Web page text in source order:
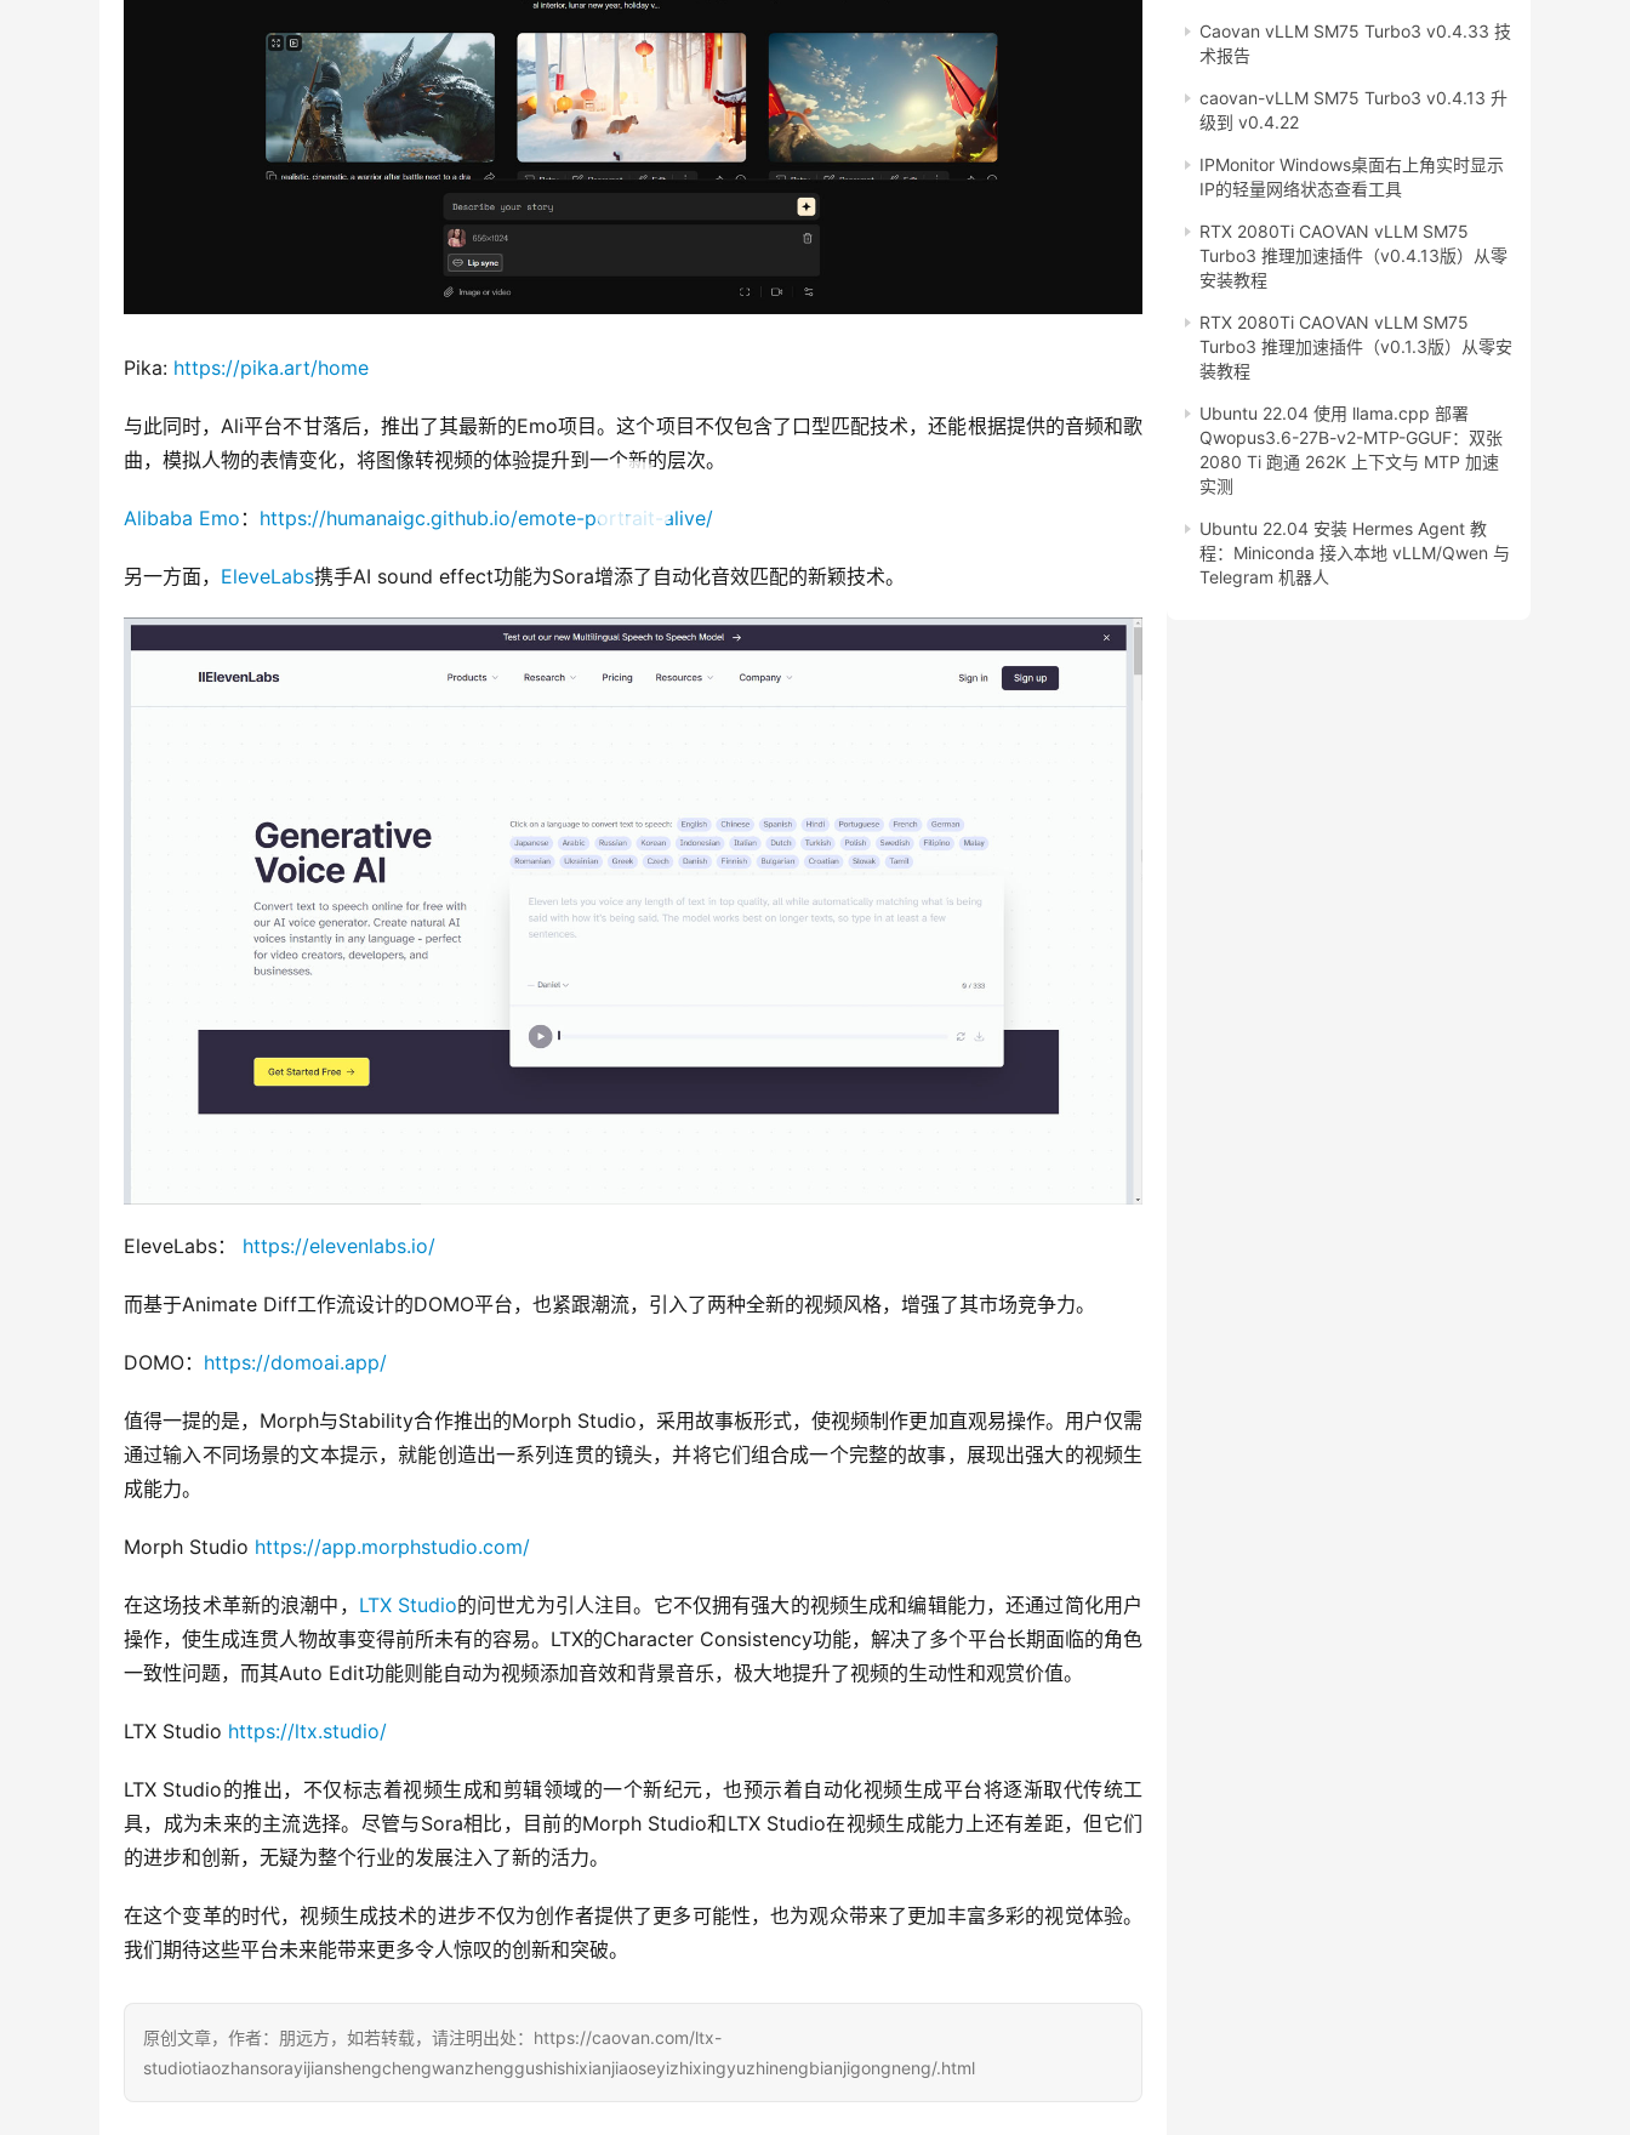
Pika: https://pika.art/home
与此同时，Ali平台不甘落后，推出了其最新的Emo项目。这个项目不仅包含了口型匹配技术，还能根据提供的音频和歌
曲，模拟人物的表情变化，将图像转视频的体验提升到一个新的层次。
00:00 / 01:02
Alibaba Emo ： https://humanaigc.github.io/emote-portrait-alive/
另一方面， EleveLabs携手AI sound effect功能为Sora增添了自动化音效匹配的新颖技术。
EleveLabs： https://elevenlabs.io/
而基于Animate Diff工作流设计的DOMO平台，也紧跟潮流，引入了两种全新的视频风格，增强了其市场竞争力。
DOMO： https://domoai.app/
值得一提的是，Morph与Stability合作推出的Morph Studio，采用故事板形式，使视频制作更加直观易操作。用户仅需
通过输入不同场景的文本提示，就能创造出一系列连贯的镜头，并将它们组合成一个完整的故事，展现出强大的视频生
成能力。
Morph Studio https://app.morphstudio.com/
在这场技术革新的浪潮中， LTX Studio的问世尤为引人注目。它不仅拥有强大的视频生成和编辑能力，还通过简化用户
操作，使生成连贯人物故事变得前所未有的容易。LTX的Character Consistency功能，解决了多个平台长期面临的角色
一致性问题，而其Auto Edit功能则能自动为视频添加音效和背景音乐，极大地提升了视频的生动性和观赏价值。
LTX Studio https://ltx.studio/
LTX Studio的推出，不仅标志着视频生成和剪辑领域的一个新纪元，也预示着自动化视频生成平台将逐渐取代传统工
具，成为未来的主流选择。尽管与Sora相比，目前的Morph Studio和LTX Studio在视频生成能力上还有差距，但它们
的进步和创新，无疑为整个行业的发展注入了新的活力。
在这个变革的时代，视频生成技术的进步不仅为创作者提供了更多可能性，也为观众带来了更加丰富多彩的视觉体验。
我们期待这些平台未来能带来更多令人惊叹的创新和突破。
原创文章，作者：朋远方，如若转载，请注明出处：https://caovan.com/ltx-
studiotiaozhansorayijianshengchengwanzhenggushishixianjiaoseyizhixingyuzhinengbianjigongneng/.html
Caovan vLLM SM75 Turbo3 v0.4.33 技
术报告
caovan-vLLM SM75 Turbo3 v0.4.13 升
级到 v0.4.22
IPMonitor Windows桌面右上角实时显示
IP的轻量网络状态查看工具
RTX 2080Ti CAOVAN vLLM SM75
Turbo3 推理加速插件（v0.4.13版）从零
安装教程
RTX 2080Ti CAOVAN vLLM SM75
Turbo3 推理加速插件（v0.1.3版）从零安
装教程
Ubuntu 22.04 使用 llama.cpp 部署
Qwopus3.6-27B-v2-MTP-GGUF：双张
2080 Ti 跑通 262K 上下文与 MTP 加速
实测
Ubuntu 22.04 安装 Hermes Agent 教
程：Miniconda 接入本地 vLLM/Qwen 与
Telegram 机器人